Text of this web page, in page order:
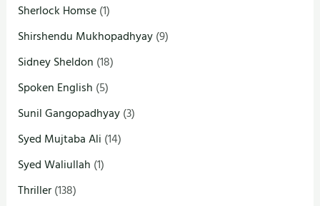
Sherlock Homse(1)
Shirshendu Mukhopadhyay(9)
Sidney Sheldon (18)
Spoken English (5)
Sunil Gangopadhyay(3)
Syed Mujtaba Ali (14)
Syed Waliullah (1)
Thriller(138)